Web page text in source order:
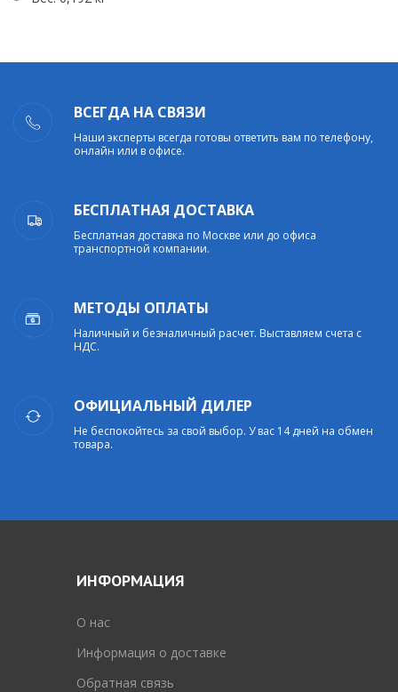
ВСЕГДА НА СВЯЗИ
Наши эксперты всегда готовы ответить вам по телефону,
онлайн или в офисе.
БЕСПЛАТНАЯ ДОСТАВКА
Бесплатная доставка по Москве или до офиса
транспортной компании.
МЕТОДЫ ОПЛАТЫ
Наличный и безналичный расчет. Выставляем счета с
НДС.
ОФИЦИАЛЬНЫЙ ДИЛЕР
Не беспокойтесь за свой выбор. У вас 14 дней на обмен
товара.
ИНФОРМАЦИЯ
O нас
Информация о доставке
Обратная связь